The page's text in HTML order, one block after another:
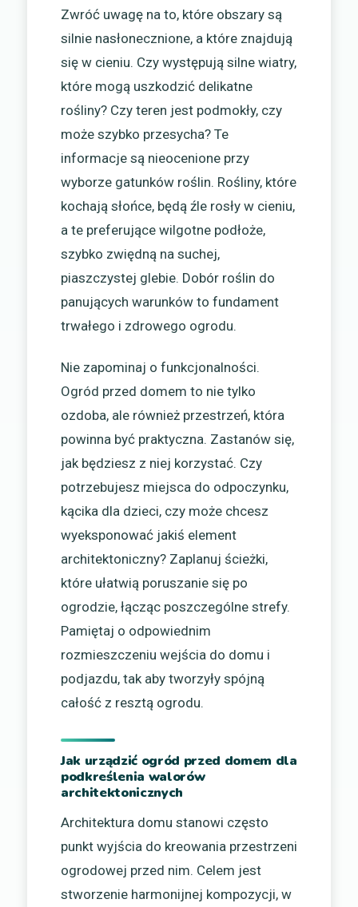
Zwróć uwagę na to, które obszary są
silnie nasłonecznione, a które znajdują
się w cieniu. Czy występują silne wiatry,
które mogą uszkodzić delikatne
rośliny? Czy teren jest podmokły, czy
może szybko przesycha? Te
informacje są nieocenione przy
wyborze gatunków roślin. Rośliny, które
kochają słońce, będą źle rosły w cieniu,
a te preferujące wilgotne podłoże,
szybko zwiędną na suchej,
piaszczystej glebie. Dobór roślin do
panujących warunków to fundament
trwałego i zdrowego ogrodu.
Nie zapominaj o funkcjonalności.
Ogród przed domem to nie tylko
ozdoba, ale również przestrzeń, która
powinna być praktyczna. Zastanów się,
jak będziesz z niej korzystać. Czy
potrzebujesz miejsca do odpoczynku,
kącika dla dzieci, czy może chcesz
wyeksponować jakiś element
architektoniczny? Zaplanuj ścieżki,
które ułatwią poruszanie się po
ogrodzie, łącząc poszczególne strefy.
Pamiętaj o odpowiednim
rozmieszczeniu wejścia do domu i
podjazdu, tak aby tworzyły spójną
całość z resztą ogrodu.
Jak urządzić ogród przed domem dla
podkreślenia walorów
architektonicznych
Architektura domu stanowi często
punkt wyjścia do kreowania przestrzeni
ogrodowej przed nim. Celem jest
stworzenie harmonijnej kompozycji, w